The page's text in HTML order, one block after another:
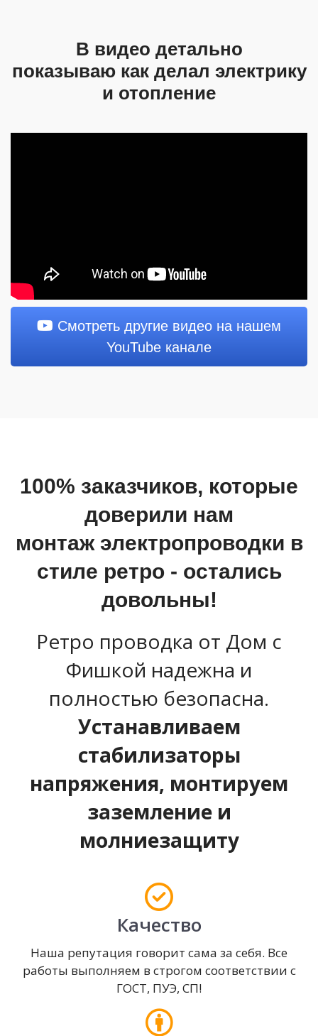
В видео детально
показываю как делал электрику
и отопление
Смотреть другие видео на нашем
YouTube канале
100% заказчиков, которые
доверили нам
монтаж электропроводки в
стиле ретро - остались
довольны!
Ретро проводка от Дом с
Фишкой надежна и
полностью безопасна.
Устанавливаем
стабилизаторы
напряжения, монтируем
заземление и
молниезащиту
Качество
Наша репутация говорит сама за себя. Все
работы выполняем в строгом соответствии с
ГОСТ, ПУЭ, СП!